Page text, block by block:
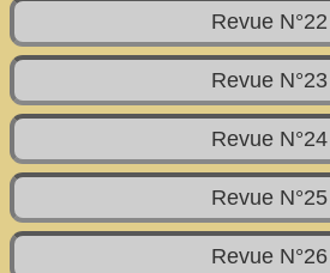
Revue N°22
Revue N°23
Revue N°24
Revue N°25
Revue N°26